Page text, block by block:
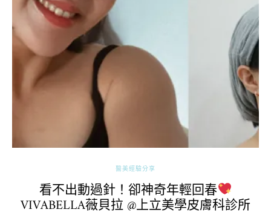
醫美經驗分享
看不出動過針！卻神奇年輕回春
VIVABELLA薇貝拉 @上立美學皮膚科診所